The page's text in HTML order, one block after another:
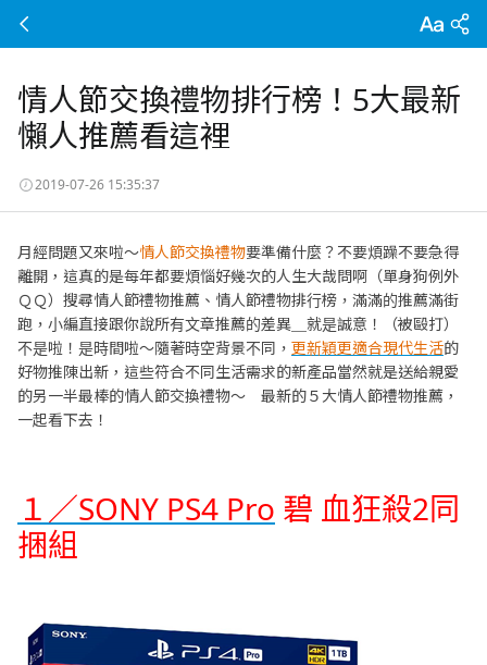
情人節交換禮物排行榜！5大最新
懶人推薦看這裡
2019-07-26 15:35:37
月經問題又來啦～情人節交換禮物要準備什麼？不要煩躁不要急得
離開，這真的是每年都要煩惱好幾次的人生大哉問啊（單身狗例外
ＱＱ）搜尋情人節禮物推薦、情人節禮物排行榜，滿滿的推薦滿街
跑，小編直接跟你說所有文章推薦的差異＿就是誠意！（被毆打）
不是啦！是時間啦～隨著時空背景不同， 更新穎更適合現代生活的
好物推陳出新，這些符合不同生活需求的新產品當然就是送給親愛
的另一半最棒的情人節交換禮物～ 最新的５大情人節禮物推薦，
一起看下去！
１／SONY PS4 Pro 碧 血狂殺2同
捆組